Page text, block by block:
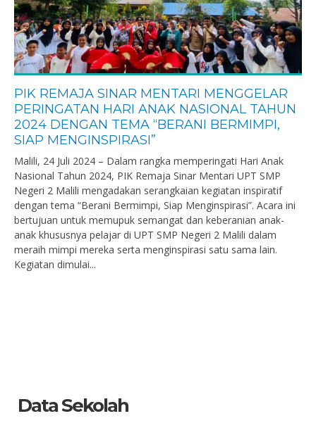
PIK REMAJA SINAR MENTARI MENGGELAR
PERINGATAN HARI ANAK NASIONAL TAHUN
2024 DENGAN TEMA “BERANI BERMIMPI,
SIAP MENGINSPIRASI”
Malili, 24 Juli 2024 – Dalam rangka memperingati Hari Anak
Nasional Tahun 2024, PIK Remaja Sinar Mentari UPT SMP
Negeri 2 Malili mengadakan serangkaian kegiatan inspiratif
dengan tema “Berani Bermimpi, Siap Menginspirasi”. Acara ini
bertujuan untuk memupuk semangat dan keberanian anak-
anak khususnya pelajar di UPT SMP Negeri 2 Malili dalam
meraih mimpi mereka serta menginspirasi satu sama lain.
Kegiatan dimulai...
Data Sekolah